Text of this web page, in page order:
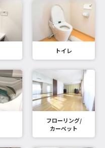
トイレ
フローリング/
カーペット